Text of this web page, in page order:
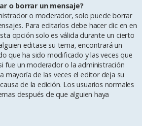
o borrar un mensaje?
o moderador, solo puede borrar
Para editarlos debe hacer clic en en
opción solo es válida durante un cierto
editase su tema, encontrará un
que ha sido modificado y las veces que
fue un moderador o la administración
mayoría de las veces el editor deja su
de la edición. Los usuarios normales
después de que alguien haya